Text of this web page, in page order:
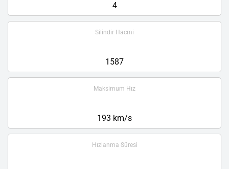
4
Silindir Hacmi
1587
Maksimum Hız
193 km/s
Hızlanma Süresi